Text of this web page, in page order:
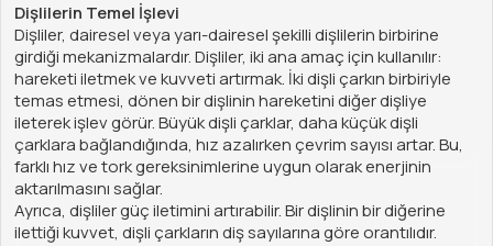
Dişlilerin Temel İşlevi
Dişliler, dairesel veya yarı-dairesel şekilli dişlilerin birbirine
girdiği mekanizmalardır. Dişliler, iki ana amaç için kullanılır:
hareketi iletmek ve kuvveti artırmak. İki dişli çarkın birbiriyle
temas etmesi, dönen bir dişlinin hareketini diğer dişliye
ileterek işlev görür. Büyük dişli çarklar, daha küçük dişli
çarklara bağlandığında, hız azalırken çevrim sayısı artar. Bu,
farklı hız ve tork gereksinimlerine uygun olarak enerjinin
aktarılmasını sağlar.
Ayrıca, dişliler güç iletimini artırabilir. Bir dişlinin bir diğerine
ilettiği kuvvet, dişli çarkların diş sayılarına göre orantılıdır.